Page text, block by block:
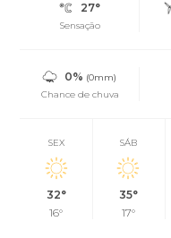
27°
Sensação
0% (0mm)
Chance de chuva
SEX
32°
16°
SÁB
35°
17°